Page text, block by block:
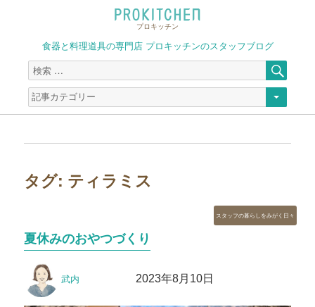
プロキッチン
食器と料理道具の専門店 プロキッチンのスタッフブログ
検
索
対
象:
索
タグ: ティラミス
夏休みのおやつづくり
稿
武内 2023年8月10日
カ
テ
スタッフの暮らしをみがく日々